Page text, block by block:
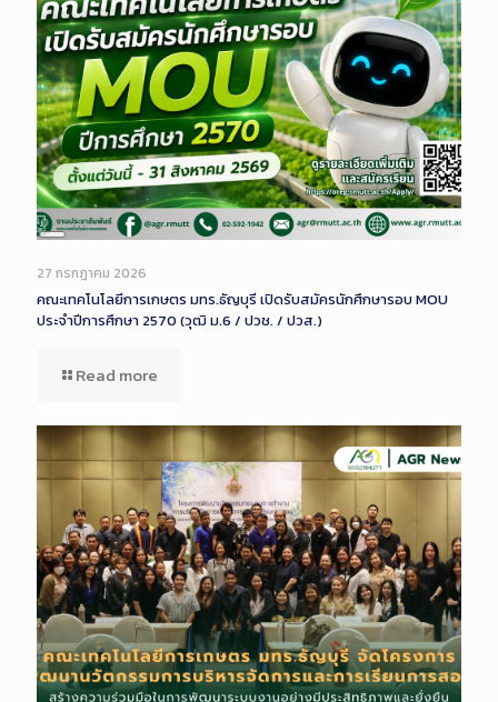
Long
Description
27 กรกฎาคม 2026
คณะเทคโนโลยีการเกษตร มทร.ธัญบุรี เปิดรับสมัครนักศึกษารอบ MOU
ประจำปีการศึกษา 2570 (วุฒิ ม.6 / ปวช. / ปวส.)
Read more